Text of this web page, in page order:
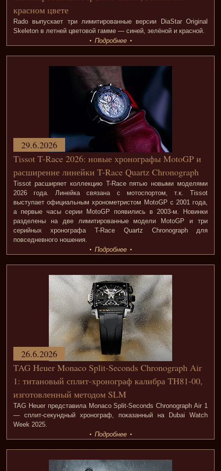
красном цвете
Rado выпускает три лимитированные версии DiaStar Original
Skeleton в летней цветовой гамме — синей, зелёной и красной.
Подробнее
Tissot T-Race 2026: новые хронографы MotoGP и
расширение линейки T-Race Quartz Chronograph
Tissot расширяет коллекцию T-Race пятью новыми моделями
2026 года. Линейка связана с мотоспортом, т.к. Tissot
выступает официальным хронометристом MotoGP с 2001 года,
а первые часы серии MotoGP появились в 2003-м. Новинки
разделены на две лимитированные модели MotoGP и три
серийных хронографа T-Race Quartz Chronograph для
повседневного ношения.
29.6.2026
Подробнее
TAG Heuer Monaco Split-Seconds Chronograph Air
1: титановый сплит-хронограф калибра TH81-00,
изготовленный методом SLM
TAG Heuer представила Monaco Split-Seconds Chronograph Air 1
— сплит-секундный хронограф, показанный на Dubai Watch
Week 2025.
26.6.2026
Подробнее